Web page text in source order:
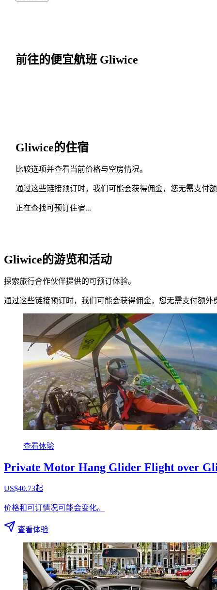
前往的便宜航班 Gliwice
Gliwice的住宿
比较选项并查看当前价格与空房情况。
通过这些链接预订时，我们可能会获得佣金，您无需支付
正在查找可预订住宿...
Gliwice的游览和活动
探索旅行合作伙伴提供的可预订体验。
通过这些链接预订时，我们可能会获得佣金，您无需支付额外
查看体验
Private Motor Hang Glider Flight over
US$40.73起
价格和可订情况可能会变化。
查看体验